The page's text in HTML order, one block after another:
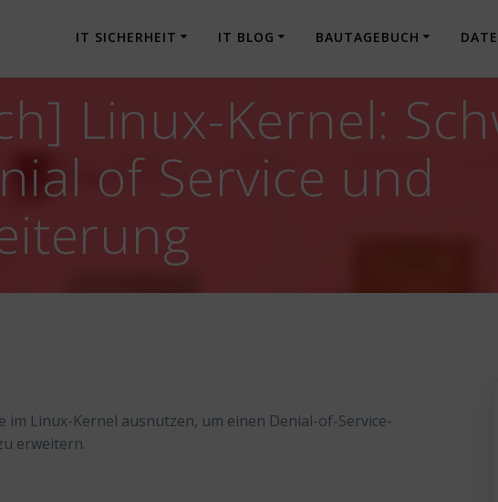
IT SICHERHEIT IT BLOG BAUTAGEBUCH
Linux-Kernel:
of Service und
im Linux-Kernel ausnutzen, um einen Denial-of-Service-
erweitern.